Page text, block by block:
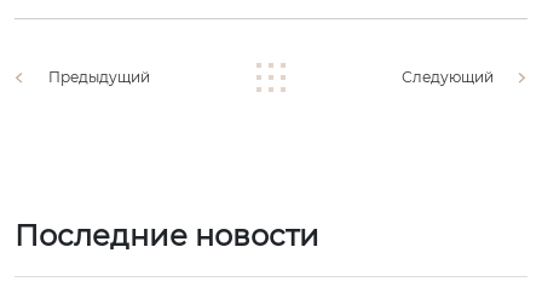
Предыдущий Следующий
Последние новости